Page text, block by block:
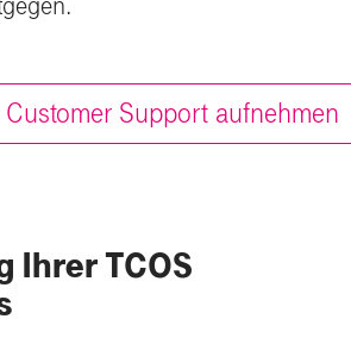
Support aufnehmen
Ihrer TCOS